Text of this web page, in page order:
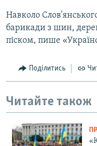
Навколо Слов'янського
барикади з шин,
піском, пише
Поділитись
Читайте також